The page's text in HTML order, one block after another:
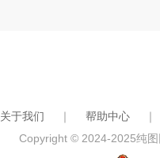
关于我们 ｜ 帮助中心
｜
Copyright © 2024-2025纯